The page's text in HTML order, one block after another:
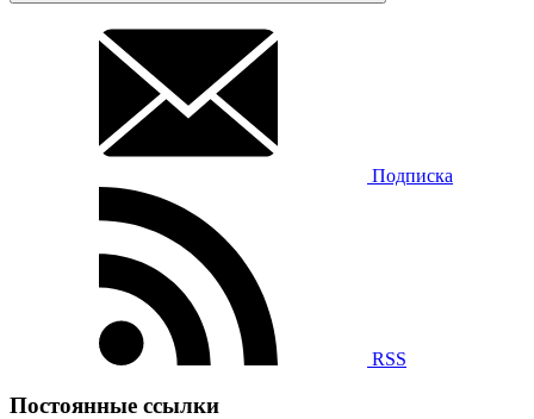
Подписка
RSS
Постоянные ссылки